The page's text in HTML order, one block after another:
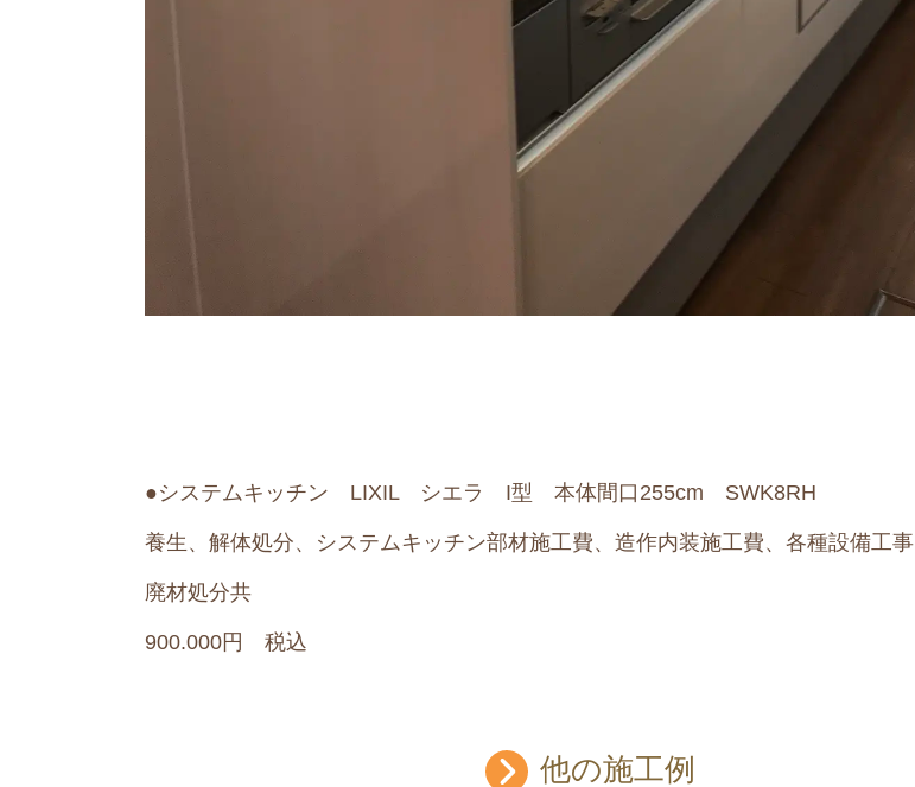
●システムキッチン LIXIL シエラ I型 本体間口255cm SWK8RH
養生、解体処分、システムキッチン部材施工費、造作内装施工費、 各種設備工事
廃材処分共
900.000円 税込
他の施工例